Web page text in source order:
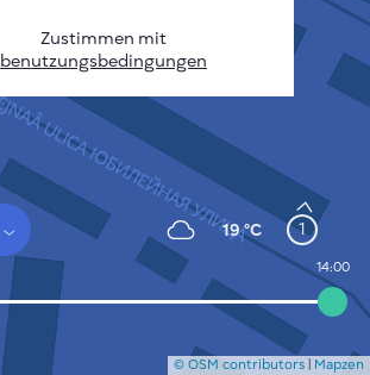
19 °C 1
14:00
DATENSCHUTZBESTIMMUNGEN
BEDINGUNGEN UND KONDITIONEN
INSTALLATIONSANLEITUNG
API
FAQ
KONTAKT
© OSM contributors | Mapzen
Zustimmen mit
benutzungsbedingungen